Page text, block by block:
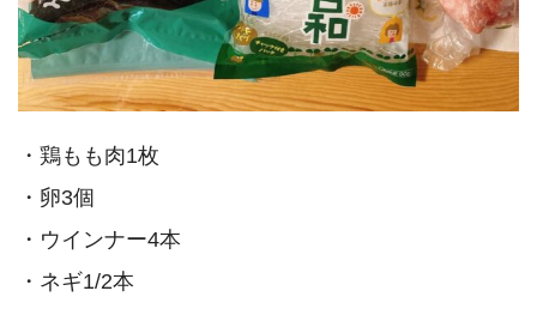
・鶏もも肉1枚
・卵3個
・ウインナー4本
・ネギ1/2本